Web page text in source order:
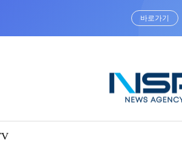
바로가기